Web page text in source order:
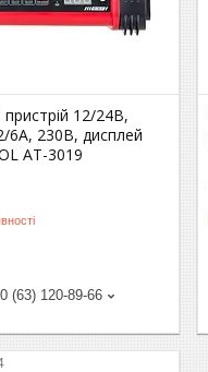
12/24В,
6A, 230В, дисплей
AT-3019
(63) 120-89-66